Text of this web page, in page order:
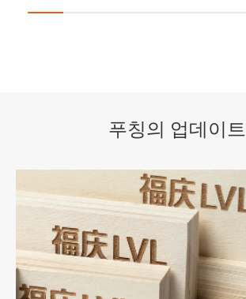
푸칭의 업데이트